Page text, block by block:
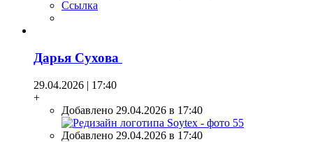
Ссылка
Дарья Сухова
29.04.2026 | 17:40
+
Добавлено 29.04.2026 в 17:40
Добавлено 29.04.2026 в 17:40